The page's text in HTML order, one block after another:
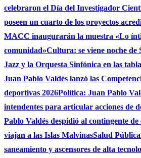
celebraron el Día del Investigador
poseen un cuarto de los proyectos
MACC inaugurarán la muestra «Lo
comunidad»Cultura: se viene noche de
Jazz y la Orquesta Sinfónica en las
Juan Pablo Valdés lanzó las
deportivas 2026Política: Juan Pablo
intendentes para articular acciones de
Pablo Valdés despidió al contingente de
viajan a las Islas MalvinasSalud
saneamiento y ascensores de alta